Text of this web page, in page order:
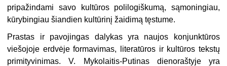
pripažindami savo kultūros polilogiškumą, sąmoningiau,
kūrybingiau šiandien kultūrinį žaidimą tęstume.
Prastas ir pavojingas dalykas yra naujos konjunktūros
viešojoje erdvėje formavimas, literatūros ir kultūros tekstų
primityvinimas. V. Mykolaitis-Putinas dienoraštyje yra